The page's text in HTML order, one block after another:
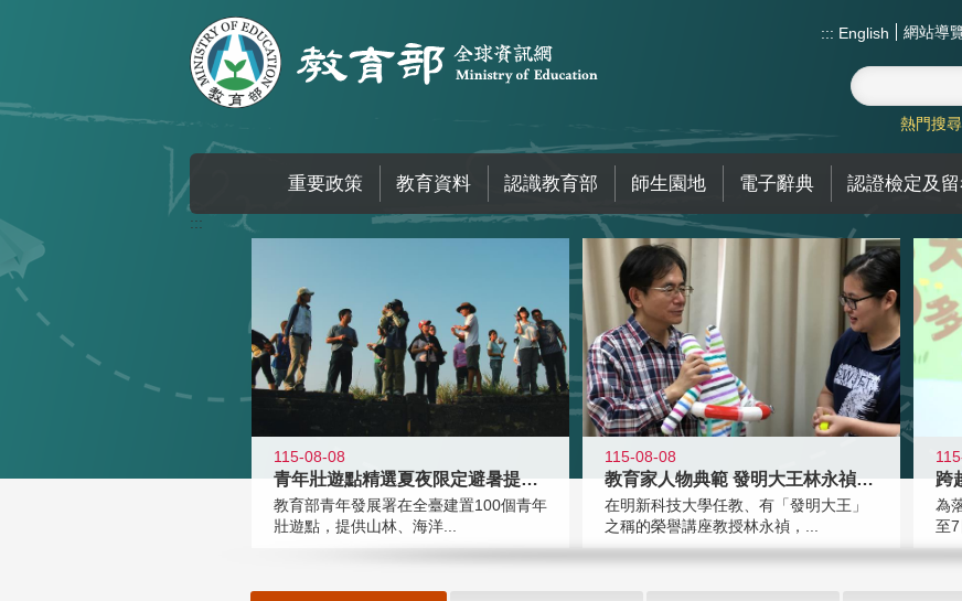
::: English 網站導
熱門搜尋
重要政策 教育資料 認識教育部 師生園地 電子辭典 認證檢定及
:::
115-08-08
青年壯遊點精選夏夜限定避暑提案 漫
教育部青年發展署在全臺建置100個青年
壯遊點，提供山林、海洋...
115-08-08
教育家人物典範 發明大王林永禎教授
在明新科技大學任教、有「發明大王」
之稱的榮譽講座教授林永禎，...
為
至7